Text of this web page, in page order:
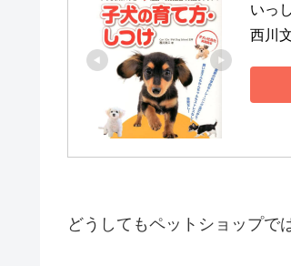
いっ
西川
どうしてもペットショップで